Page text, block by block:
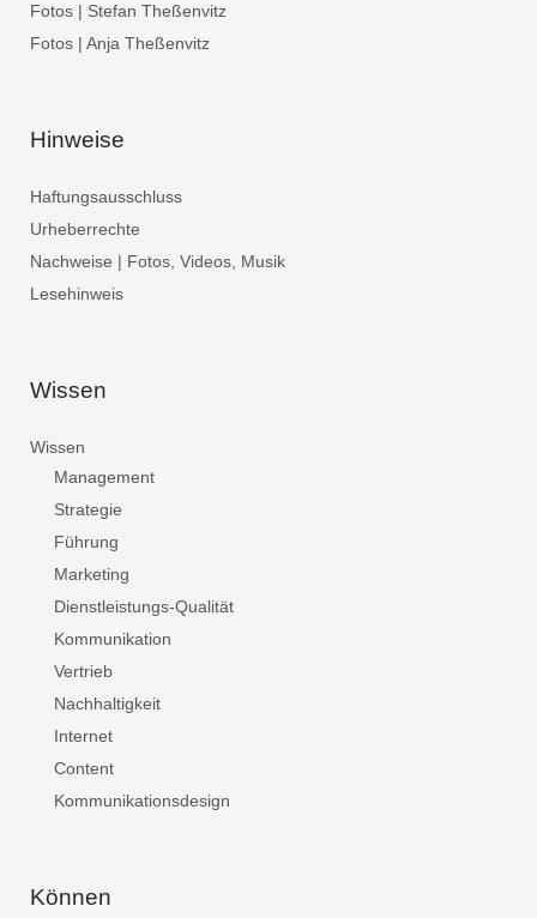
Fotos | Stefan Theßenvitz
Fotos | Anja Theßenvitz
Hinweise
Haftungsausschluss
Urheberrechte
Nachweise | Fotos, Videos, Musik
Lesehinweis
Wissen
Wissen
Management
Strategie
Führung
Marketing
Dienstleistungs-Qualität
Kommunikation
Vertrieb
Nachhaltigkeit
Internet
Content
Kommunikationsdesign
Können